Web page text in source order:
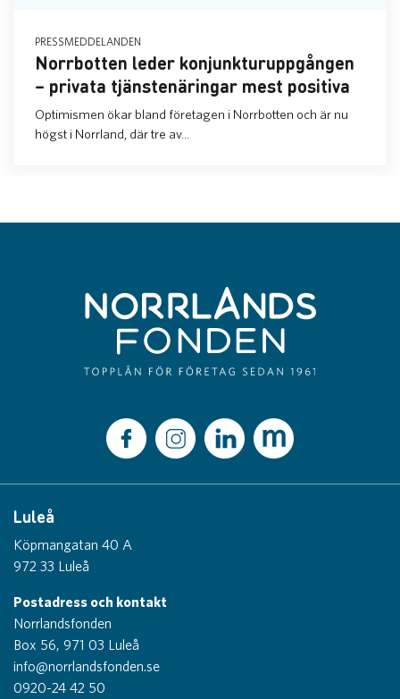
PRESSMEDDELANDEN
Norrbotten leder konjunkturuppgången
– privata tjänstenäringar mest positiva
Optimismen ökar bland företagen i Norrbotten och är nu
högst i Norrland, där tre av...
Luleå
Köpmangatan 40 A
972 33 Luleå
Postadress och kontakt
Norrlandsfonden
Box 56, 971 03 Luleå
info@norrlandsfonden.se
0920-24 42 50